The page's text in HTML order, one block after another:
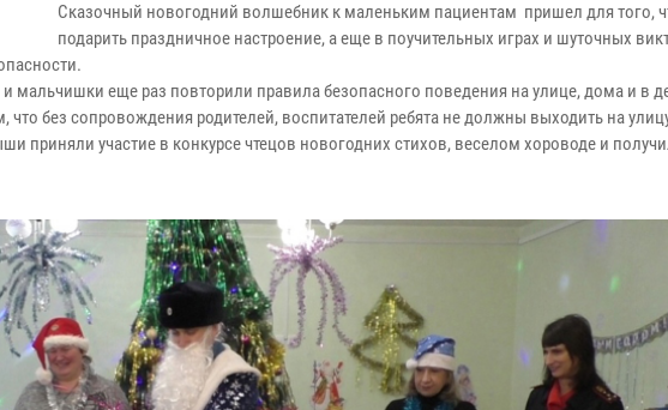
Сказочный новогодний волшебник к маленьким пациентам пришел для того,
подарить праздничное настроение, а еще в поучительных играх и шуточных
мальчишки еще раз повторили правила безопасного поведения на улице, дома и в
без сопровождения родителей, воспитателей ребята не должны выходить на
приняли участие в конкурсе чтецов новогодних стихов, веселом хороводе и